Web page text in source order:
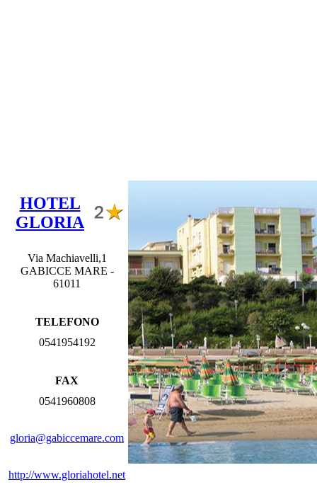
HOTEL
GLORIA
Via Machiavelli,1
GABICCE MARE -
61011
TELEFONO
0541954192
FAX
0541960808
gloria@gabiccemare.com
http://www.gloriahotel.net